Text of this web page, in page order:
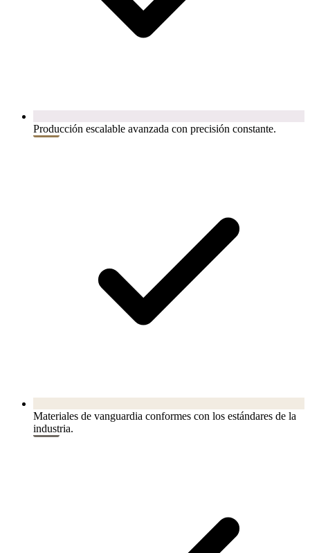
Producción escalable avanzada con precisión constante.
Materiales de vanguardia conformes con los estándares de la
industria.